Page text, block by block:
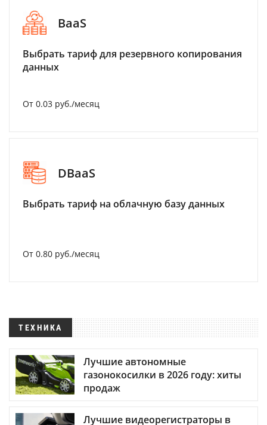
BaaS
Выбрать тариф для резервного копирования
данных
От 0.03 руб./месяц
DBaaS
Выбрать тариф на облачную базу данных
От 0.80 руб./месяц
ТЕХНИКА
Лучшие автономные
газонокосилки в 2026 году: хиты
продаж
Лучшие видеорегистраторы в